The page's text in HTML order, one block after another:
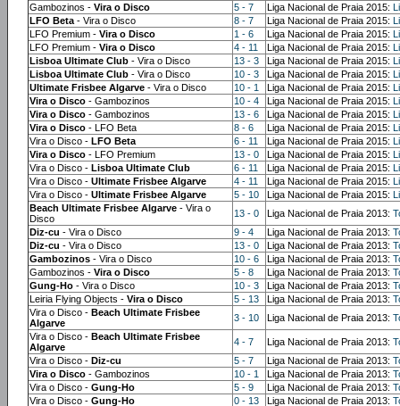
Gambozinos - Vira o Disco 5 - 7 Liga Nacional de Praia 2015:
LFO Beta - Vira o Disco 8 - 7 Liga Nacional de Praia 2015:
LFO Premium - Vira o Disco 1 - 6 Liga Nacional de Praia 2015:
LFO Premium - Vira o Disco 4 - 11 Liga Nacional de Praia 2015:
Lisboa Ultimate Club - Vira o Disco 13 - 3 Liga Nacional de Praia 2015:
Lisboa Ultimate Club - Vira o Disco 10 - 3 Liga Nacional de Praia 2015:
Ultimate Frisbee Algarve - Vira o Disco 10 - 1 Liga Nacional de Praia 2015:
Vira o Disco - Gambozinos 10 - 4 Liga Nacional de Praia 2015:
Vira o Disco - Gambozinos 13 - 6 Liga Nacional de Praia 2015:
Vira o Disco - LFO Beta 8 - 6 Liga Nacional de Praia 2015:
Vira o Disco - LFO Beta 6 - 11 Liga Nacional de Praia 2015:
Vira o Disco - LFO Premium 13 - 0 Liga Nacional de Praia 2015:
Vira o Disco - Lisboa Ultimate Club 6 - 11 Liga Nacional de Praia 2015:
Vira o Disco - Ultimate Frisbee Algarve 4 - 11 Liga Nacional de Praia 2015:
Vira o Disco - Ultimate Frisbee Algarve 5 - 10 Liga Nacional de Praia 2015:
Beach Ultimate Frisbee Algarve - Vira o
Disco
13 - 0 Liga Nacional de Praia 2013:
Diz-cu - Vira o Disco 9 - 4 Liga Nacional de Praia 2013:
Diz-cu - Vira o Disco 13 - 0 Liga Nacional de Praia 2013:
Gambozinos - Vira o Disco 10 - 6 Liga Nacional de Praia 2013:
Gambozinos - Vira o Disco 5 - 8 Liga Nacional de Praia 2013:
Gung-Ho - Vira o Disco 10 - 3 Liga Nacional de Praia 2013:
Leiria Flying Objects - Vira o Disco 5 - 13 Liga Nacional de Praia 2013:
Vira o Disco - Beach Ultimate Frisbee
Algarve
3 - 10 Liga Nacional de Praia 2013:
Vira o Disco - Beach Ultimate Frisbee
Algarve
4 - 7 Liga Nacional de Praia 2013:
Vira o Disco - Diz-cu 5 - 7 Liga Nacional de Praia 2013:
Vira o Disco - Gambozinos 10 - 1 Liga Nacional de Praia 2013:
Vira o Disco - Gung-Ho 5 - 9 Liga Nacional de Praia 2013:
Vira o Disco - Gung-Ho 0 - 13 Liga Nacional de Praia 2013: